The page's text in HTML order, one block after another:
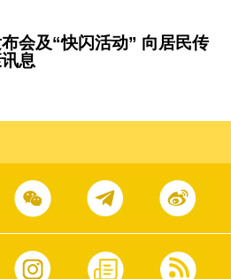
会及“快闪活动” 向居民传
息